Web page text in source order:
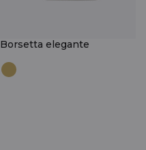
Borsetta elegante